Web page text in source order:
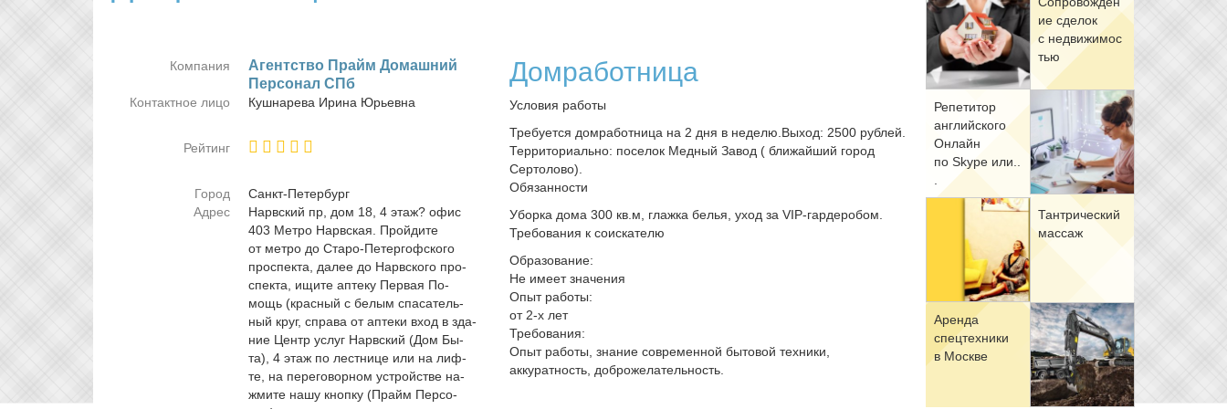
ие сде­лок
с недви­жи­мо­с
тью
Ре­пе­ти­тор
ан­глий­ско­го
Он­лайн
по Skype или..
Тан­три­че­ский
мас­саж
Арен­да
спец­тех­ни­ки
в Москве
Домработница
Условия работы
Требуется домработница на 2 дня в неделю.Выход: 2500 рублей.
Территориально: поселок Медный Завод ( ближайший город
Сертолово).
Обязанности
Уборка дома 300 кв.м, глажка белья, уход за VIP-гардеробом.
Требования к соискателю
Образование:
Не имеет значения
Опыт работы:
от 2-х лет
Требования:
Опыт работы, знание современной бытовой техники,
аккуратность, доброжелательность.
Компания
Агент­ство Прайм До­маш­ний
Пер­со­нал СПб
Контактное лицо Куш­на­ре­ва Ири­на Юрьев­на
Рейтинг
Город
Санкт-Пе­тер­бург
Адрес
Нарв­ский пр, дом 18, 4 этаж? офис
403 Мет­ро Нарв­ская. Прой­ди­те
от мет­ро до Ста­ро-Пе­тер­гоф­ско­го
про­спек­та, да­лее до Нарв­ско­го про­
спек­та, ищи­те ап­те­ку Пер­вая По­
мощь (крас­ный с бе­лым спа­са­тель­
ный круг, спра­ва от ап­те­ки вход в зда­
ние Центр услуг Нарв­ский (Дом Бы­
та), 4 этаж по лест­ни­це или на лиф­
те, на пе­ре­го­вор­ном устрой­стве на­
жми­те на­шу кноп­ку (Прайм Пер­со­